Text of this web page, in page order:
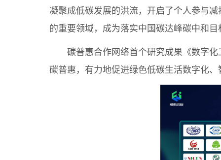
凝聚成低碳发展的洪流，开启了个人参与
的重要领域，成为落实中国碳达峰碳中和
碳普惠合作网络首个研究成果《数字
碳普惠，有力地促进绿色低碳生活数字化